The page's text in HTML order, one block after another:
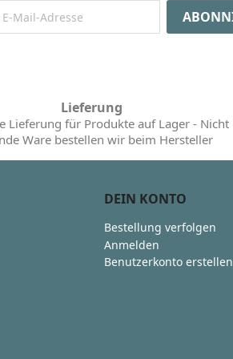
Lieferung
Lieferung für Produkte auf Lager - Nicht
Ware bestellen wir beim Hersteller
DEIN KONTO
Bestellung verfolgen
Anmelden
Benutzerkonto erstellen